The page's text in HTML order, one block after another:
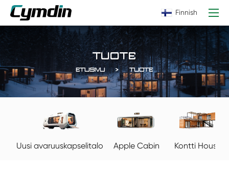
Finnish
TUOTE
ETUSIVU TUOTE
Uusi avaruuskapselitalo Apple Cabin Kontti House